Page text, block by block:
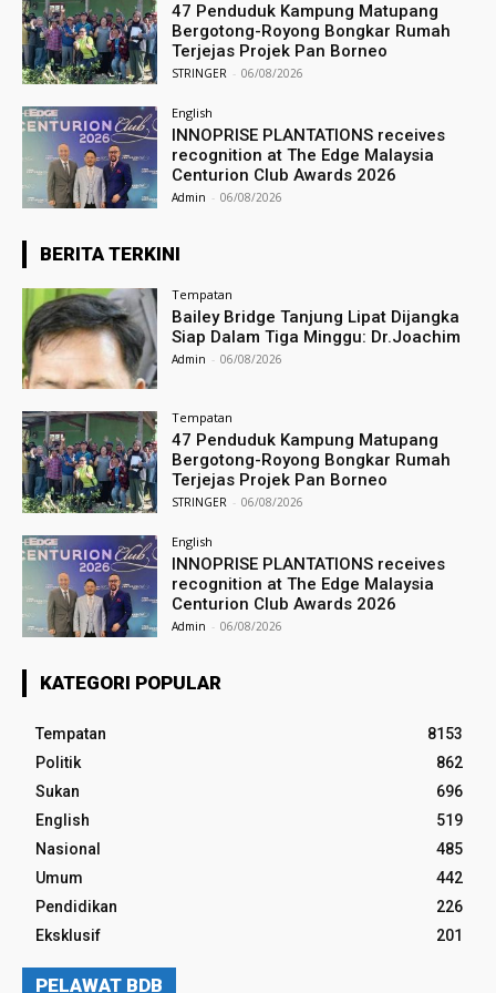
47 Penduduk Kampung Matupang
Bergotong-Royong Bongkar Rumah
Terjejas Projek Pan Borneo
STRINGER - 06/08/2026
English
INNOPRISE PLANTATIONS receives
recognition at The Edge Malaysia
Centurion Club Awards 2026
Admin - 06/08/2026
BERITA TERKINI
Tempatan
Bailey Bridge Tanjung Lipat Dijangka
Siap Dalam Tiga Minggu: Dr.Joachim
Admin - 06/08/2026
Tempatan
47 Penduduk Kampung Matupang
Bergotong-Royong Bongkar Rumah
Terjejas Projek Pan Borneo
STRINGER - 06/08/2026
English
INNOPRISE PLANTATIONS receives
recognition at The Edge Malaysia
Centurion Club Awards 2026
Admin - 06/08/2026
KATEGORI POPULAR
Tempatan
8153
Politik
862
Sukan
696
English
519
Nasional
485
Umum
442
Pendidikan
226
Eksklusif
201
PELAWAT BDB